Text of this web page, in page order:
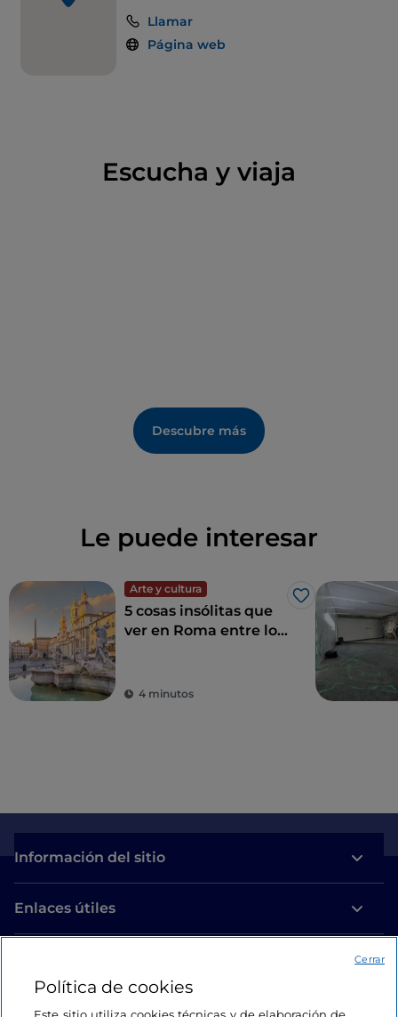
Llamar
Página web
Escucha y viaja
Descubre más
Le puede interesar
Arte y cultura
Me gusta
5 cosas insólitas que
ver en Roma entre lo
4 minutos
Información del sitio
Enlaces útiles
Estamos en contacto
Política de cookies
Cerrar